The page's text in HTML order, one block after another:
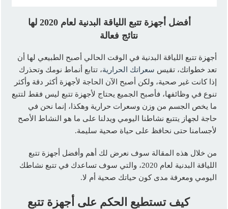
أفضل أجهزة تتبع اللياقة البدنية لعام 2020 لها
نتائج فعالة
أجهزة تتبع اللياقة البدنية في الوقت الحالي أصبح الطبيعي لها أن
تعد خطواتك، تقيس سعراتك الحرارية، تتابع أنماط نومك وتحذرك
إذا كانت غير صحية، ولكن أصبح الآن الحاجة لأجهزة أكثر دقة وأكثر
تنوع في وظائفها، فأصبح الجميع يحتاج لأجهزة تتبع ليس فقط لتتبع
ما يخص الجسم من وزن وسعرات حرارية وهكذا، إنما نحن في
حاجة لجهاز يتتبع نشاطنا اليومي ويدلنا على ما هو النشاط الأصح
لأجسامنا حتى نحافظ على حياة صحية سليمة.
من خلال هذه المقالة سوف نعرض لك أهم وأفضل أجهزة تتبع
اللياقة البدنية لعام 2020، والتي سوف تساعدك في تتبع نشاطك
اليومي ومعرفة مدى كون حياتك صحية أم لا.
كيف تستطيع الحكم على أجهزة تتبع